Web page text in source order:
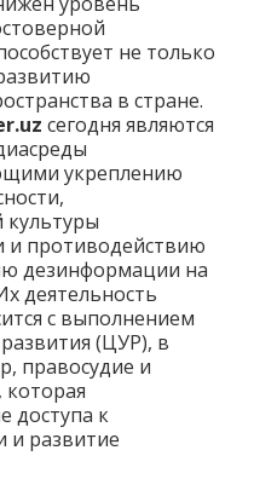
не только
в стране.
сегодня являются
укреплению
и противодействию
дезинформации на
деятельность
с выполнением
(ЦУР), в
правосудие и
доступа к
и развитие